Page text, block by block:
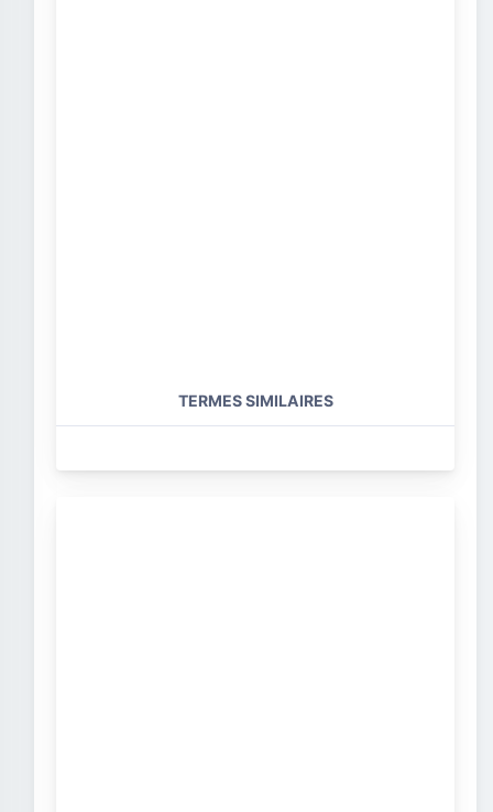
TERMES SIMILAIRES